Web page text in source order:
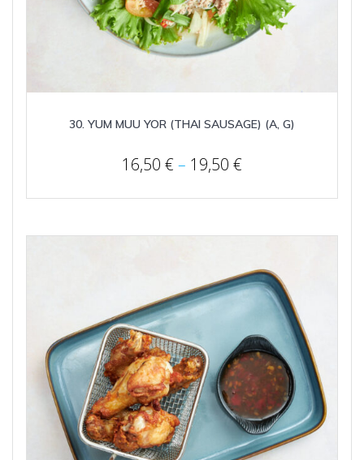
30. YUM MUU YOR (THAI SAUSAGE) (A, G)
16,50 € – 19,50 €
through